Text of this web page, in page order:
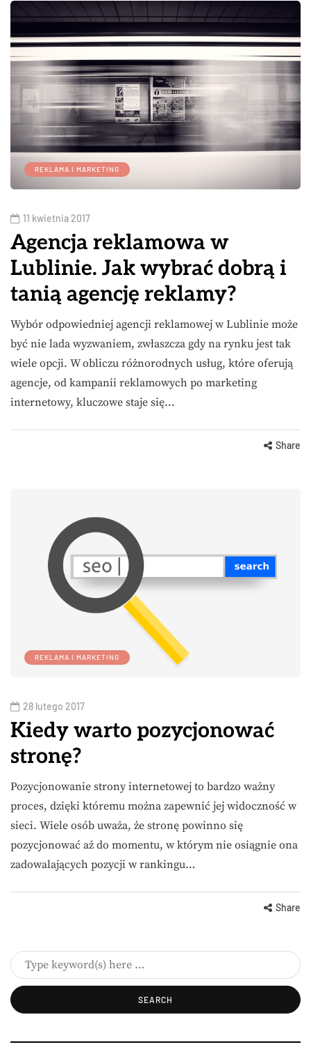
REKLAMA I MARKETING
11 kwietnia 2017
Agencja reklamowa w
Lublinie. Jak wybrać dobrą i
tanią agencję reklamy?
Wybór odpowiedniej agencji reklamowej w Lublinie może
być nie lada wyzwaniem, zwłaszcza gdy na rynku jest tak
wiele opcji. W obliczu różnorodnych usług, które oferują
agencje, od kampanii reklamowych po marketing
internetowy, kluczowe staje się…
Share
REKLAMA I MARKETING
28 lutego 2017
Kiedy warto pozycjonować
stronę?
Pozycjonowanie strony internetowej to bardzo ważny
proces, dzięki któremu można zapewnić jej widoczność w
sieci. Wiele osób uważa, że stronę powinno się
pozycjonować aż do momentu, w którym nie osiągnie ona
zadowalających pozycji w rankingu…
Share